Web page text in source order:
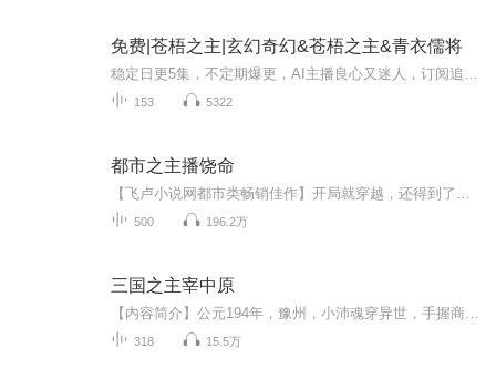
免费|苍梧之主|玄幻奇幻&苍梧之主&青衣儒将
153 5322
都市之主播饶命
500 196.2万
三国之主宰中原
318 15.5万